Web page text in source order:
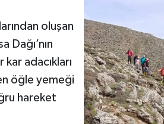
oluşan
Dağı’nın
adacıkları
öğle yemeği
hareket